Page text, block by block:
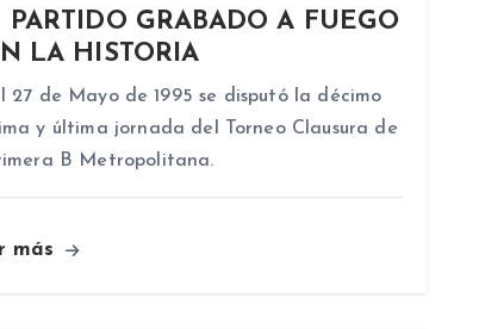
PARTIDO GRABADO A FUEGO
LA HISTORIA
27 de Mayo de 1995 se disputó la décimo
y última jornada del Torneo Clausura de
B Metropolitana.
más